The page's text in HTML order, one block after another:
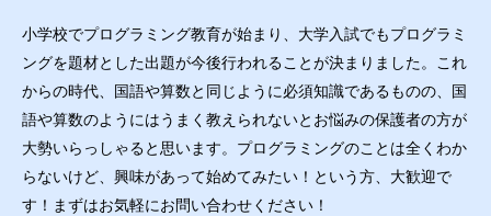
小学校でプログラミング教育が始まり、大学入試でもプログラミ
ングを題材とした出題が今後行われることが決まりました。これ
からの時代、国語や算数と同じように必須知識であるものの、国
語や算数のようにはうまく教えられないとお悩みの保護者の方が
大勢いらっしゃると思います。プログラミングのことは全くわか
らないけど、興味があって始めてみたい！という方、大歓迎で
す！まずはお気軽にお問い合わせください！